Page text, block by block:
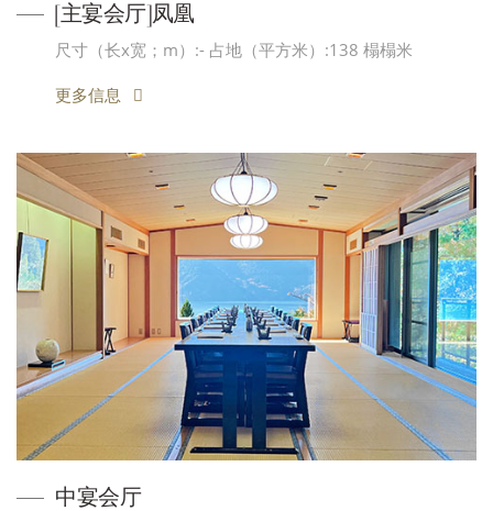
[主宴会厅]凤凰
尺寸（长x宽；m）:- 占地（平方米）:138 榻榻米
更多信息
中宴会厅